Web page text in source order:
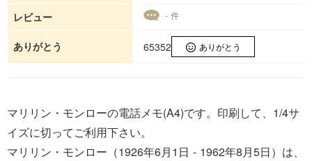
レビュー
- 件
ありがとう 65352 ありがとう
マリリン・モンローの電話メモ(A4)です。印刷して、1/4サ
イズに切ってご利用下さい。
マリリン・モンロー（1926年6月1日 - 1962年8月5日）は、